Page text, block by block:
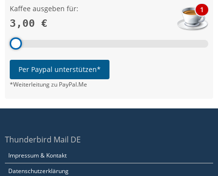
Kaffee ausgeben für:
3,00 €
1
Per Paypal unterstützen*
*Weiterleitung zu PayPal.Me
Thunderbird Mail DE
Impressum & Kontakt
Datenschutzerklärung